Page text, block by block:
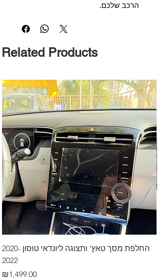
הרכב שלכם.
Related Products
החלפת מסך טאץ' ותצוגה ליונדאי טוסון 2020-
2022
Price
₪1,499.00